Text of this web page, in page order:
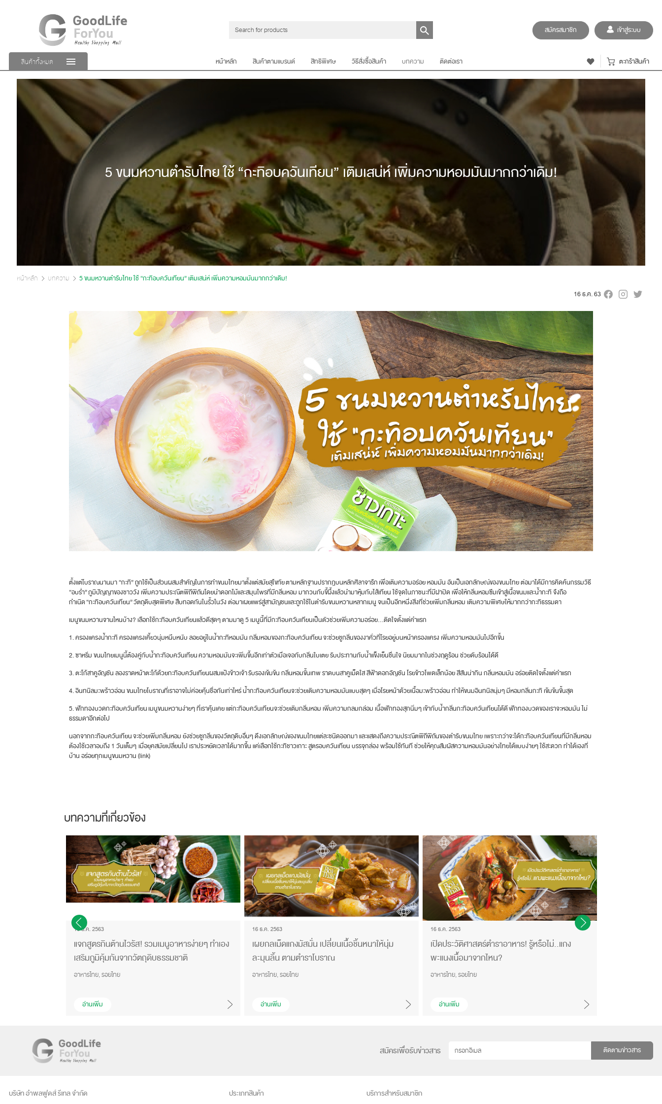
สมัครสมาชิก เข้าสู่ระบบ
สินค้าทั้งหมด หน้าหลัก สินค้าตามแบรนด์ สิทธิพิเศษ วิธีสั่งซื้อสินค้า บทความ ติดต่อเรา ตะกร้าสินค้า
5 ขนมหวานตำรับไทย ใช้ “กะทิอบควันเทียน” เติมเสน่ห์ เพิ่มความหอมมันมากกว่าเดิม!
หน้าหลัก บทความ
5 ขนมหวานตำรับไทย ใช้ “กะทิอบควันเทียน” เติมเสน่ห์ เพิ่มความหอมมันมากกว่าเดิม!
16 ธ.ค. 63
ตั้งแต่โบราณนานมา “กะทิ” ถูกใช้เป็นส่วนผสมสำคัญในการทำขนมไทยมาตั้งแต่สมัยสุโขทัย ตามหลักฐานปรากฎบนหลักศิลาจารึก เพื่อเติมความอร่อย หอมมัน อันเป็นเอกลักษณ์ของขนมไทย ต่อมาได้มีการคิดค้นกรรมวิธี
“อบร่ำ” ภูมิปัญญาของชาววัง เพิ่มความประณีตพิถีพิถันโดยนำดอกไม้และสมุนไพรที่มีกลิ่นหอม มากวนกับขี้ผึ้งแล้วนำมาหุ้มกับไส้เทียน ใช้จุดในภาชนะที่มีฝาปิด เพื่อให้กลิ่นหอมซึมเข้าสู่เนื้อขนมและน้ำกะทิ จึงถือ
กำเนิด “กะทิอบควันเทียน” วัตถุดิบสุดพิเศษ สืบทอดกันในรั้วในวัง ต่อมาเผยแพร่สู่สามัญชนและถูกใช้ในตำรับขนมหวานหลากเมนู จนเป็นอีกหนึ่งสิ่งที่ช่วยเพิ่มกลิ่นหอม เติมความพิเศษให้มากกว่ากะทิธรรมดา
เมนูขนมหวานจานไหนบ้าง? เลือกใช้กะทิอบควันเทียนแล้วดีสุดๆ ตามมาดู 5 เมนูนี้ที่มีกะทิอบควันเทียนเป็นตัวช่วยเพิ่มความอร่อย...ติดใจตั้งแต่คำแรก
1. ครองแครงน้ำกะทิ ครองแครงเคี้ยวนุ่มหนึบหนับ ลอยอยู่ในน้ำกะทิหอมมัน กลิ่มหอมของกะทิอบควันเทียน จะช่วยชูกลิ่นของงาคั่วที่โรยอยู่บนหน้าครองแครง เพิ่มความหอมมันไปอีกขั้น
2. ซาหริ่ม ขนมไทยเมนูนี้ต้องคู่กับน้ำกะทิอบควันเทียน ความหอมมันจะเพิ่มขึ้นอีกเท่าตัวเมื่อเจอกับกลิ่นใบเตย รับประทานกับน้ำแข็งเย็นชื่นใจ นิยมมากในช่วงฤดูร้อน ช่วยดับร้อนได้ดี
3. ตะโก้สาคูอัญชัน ลองราดหน้าตะโก้ด้วยกะทิอบควันเทียนผสมแป้งข้าวเจ้า รับรองเข้มข้น กลิ่นหอมขั้นเทพ ราดบนสาคูเม็ดใส สีฟ้าดอกอัญชัน โรยข้าวโพดเล็กน้อย สีสันน่ากิน กลิ่นหอมมัน อร่อยติดใจตั้งแต่คำแรก
4. อินทนิลมะพร้าวอ่อน ขนมไทยโบราณที่เราอาจไม่ค่อยคุ้นชื่อกันเท่าไหร่ น้ำกะทิอบควันเทียนจะช่วยเติมความหอมมันแบบสุดๆ เมื่อโรยหน้าด้วยเนื้อมะพร้าวอ่อน ทำให้ขนมอินทนิลนุ่มๆ มีหอมกลิ่นกะทิ เข้มข้นขั้นสุด
5. ฟักทองบวดกะทิอบควันเทียน เมนูขนมหวานง่ายๆ ที่เราคุ้นเคย แต่กะทิอบควันเทียนจะช่วยเติมกลิ่นหอม เพิ่มความกลมกล่อม เนื้อฟักทองสุกนิ่มๆ เข้ากับน้ำกลิ่นกะทิอบควันเทียนได้ดี ฟักทองบวดของเราจะหอมมัน ไม่
ธรรมดาอีกต่อไป
นอกจากกะทิอบควันเทียน จะช่วยเพิ่มกลิ่นหอม ยังช่วยชูกลิ่นของวัตถุดิบอื่นๆ ดึงเอกลักษณ์ของขนมไทยแต่ละชนิดออกมา และแสดงถึงความประณีตพิถีพิถันของตำรับขนมไทย เพราะกว่าจะได้กะทิอบควันเทียนที่มีกลิ่นหอม
ต้องใช้เวลาอบถึง 1 วันเต็มๆ เมื่อยุคสมัยเปลี่ยนไป เราประหยัดเวลาได้มากขึ้น แค่เลือกใช้กะทิชาวเกาะ สูตรอบควันเทียน บรรจุกล่อง พร้อมใช้ทันที ช่วยให้คุณสัมผัสความหอมมันอย่างไทยได้แบบง่ายๆ ใช้สะดวก ทำได้เองที่
บ้าน อร่อยทุกเมนูขนมหวาน (link)
บทความที่เกี่ยวข้อง
16 ธ.ค. 2563
แจกสูตรกินต้านไวรัส! รวมเมนูอาหารง่ายๆ ทำเอง
เสริมภูมิคุ้มกันจากวัตถุดิบธรรมชาติ
อาหารไทย, รอยไทย
อ่านเพิ่ม
16 ธ.ค. 2563
เผยกลเม็ดแกงมัสมั่น เปลี่ยนเนื้อชิ้นหนาให้นุ่ม
ละมุนลิ้น ตามตำราโบราณ
อาหารไทย, รอยไทย
อ่านเพิ่ม
16 ธ.ค. 2563
เปิดประวัติศาสตร์ตำราอาหาร! รู้หรือไม่..แกง
พะแนงเนื้อมาจากไหน?
อาหารไทย, รอยไทย
อ่านเพิ่ม
สมัครเพื่อรับข่าวสาร ติดตามข่าวสาร
บริษัท อำพลฟูดส์ รีเทล จำกัด ประเภทสินค้า บริการสำหรับสมาชิก